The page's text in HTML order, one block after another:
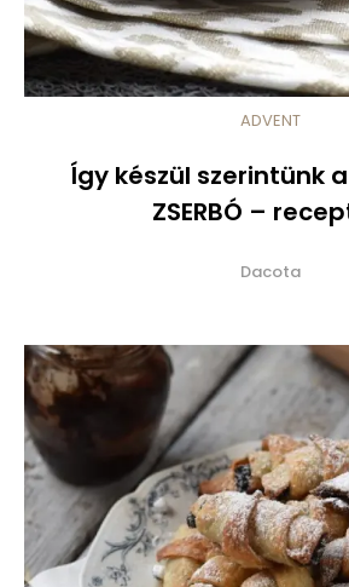
ADVENT
Így készül szerintünk
ZSERBÓ –
Dacota